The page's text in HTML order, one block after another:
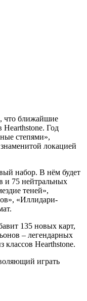
что ближайшие
Hearthstone. Год
степями»,
локацией
набор. В нём будет
и 75 нейтральных
теней»,
«Иллидари-
135 новых карт,
– легендарных
Hearthstone.
играть